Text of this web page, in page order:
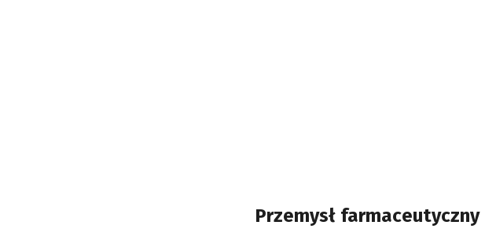
Przemysł farmaceutyczny